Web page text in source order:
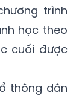
chính
hoặc số
trình
học theo
cuối được